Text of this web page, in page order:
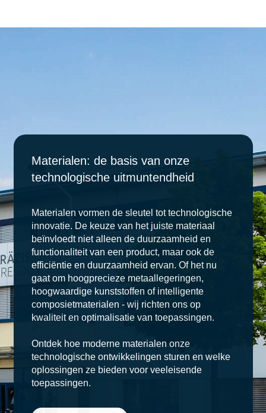
Materialen: de basis van onze
technologische uitmuntendheid
Materialen vormen de sleutel tot technologische
innovatie. De keuze van het juiste materiaal
beïnvloedt niet alleen de duurzaamheid en
functionaliteit van een product, maar ook de
efficiëntie en duurzaamheid ervan. Of het nu
gaat om hoogprecieze metaallegeringen,
hoogwaardige kunststoffen of intelligente
composietmaterialen - wij richten ons op
kwaliteit en optimalisatie van toepassingen.
Ontdek hoe moderne materialen onze
technologische ontwikkelingen sturen en welke
oplossingen ze bieden voor veeleisende
toepassingen.